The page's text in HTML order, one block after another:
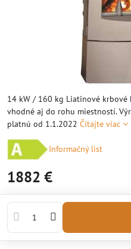
14 kW / 160 kg Liatinové krbové
vhodné aj do rohu miestností.
platnú od 1.1.2022 Čítajte viac
Informačný list
1882 €